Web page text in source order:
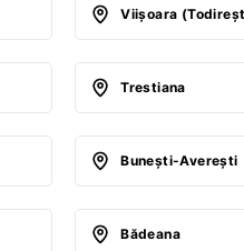
Viişoara
Trestiana
Buneşti-Avereşti
Bădeana